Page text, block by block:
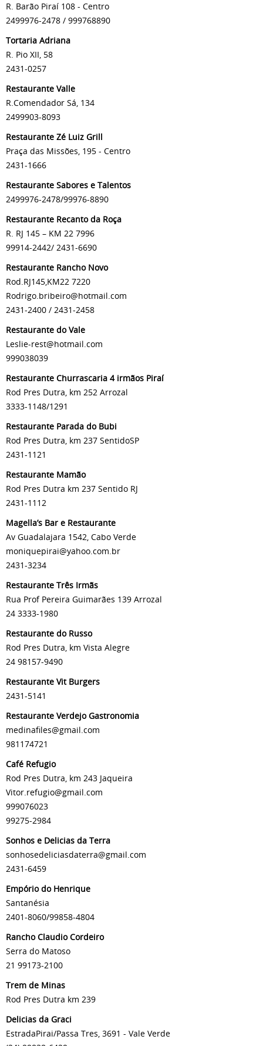
R. Barão Piraí 108 - Centro
2499976-2478 / 999768890
Tortaria Adriana
R. Pio XII, 58
2431-0257
Restaurante Valle
R.Comendador Sá, 134
2499903-8093
Restaurante Zé Luiz Grill
Praça das Missões, 195 - Centro
2431-1666
Restaurante Sabores e Talentos
2499976-2478/99976-8890
Restaurante Recanto da Roça
R. RJ 145 – KM 22 7996
99914-2442/ 2431-6690
Restaurante Rancho Novo
Rod.RJ145,KM22 7220
Rodrigo.bribeiro@hotmail.com
2431-2400 / 2431-2458
Restaurante do Vale
Leslie-rest@hotmail.com
999038039
Restaurante Churrascaria 4 irmãos Piraí
Rod Pres Dutra, km 252 Arrozal
3333-1148/1291
Restaurante Parada do Bubi
Rod Pres Dutra, km 237 SentidoSP
2431-1121
Restaurante Mamão
Rod Pres Dutra km 237 Sentido RJ
2431-1112
Magella’s Bar e Restaurante
Av Guadalajara 1542, Cabo Verde
moniquepirai@yahoo.com.br
2431-3234
Restaurante Três Irmãs
Rua Prof Pereira Guimarães 139 Arrozal
24 3333-1980
Restaurante do Russo
Rod Pres Dutra, km Vista Alegre
24 98157-9490
Restaurante Vit Burgers
2431-5141
Restaurante Verdejo Gastronomia
medinafiles@gmail.com
981174721
Café Refugio
Rod Pres Dutra, km 243 Jaqueira
Vitor.refugio@gmail.com
999076023
99275-2984
Sonhos e Delicias da Terra
sonhosedeliciasdaterra@gmail.com
2431-6459
Empório do Henrique
Santanésia
2401-8060/99858-4804
Rancho Claudio Cordeiro
Serra do Matoso
21 99173-2100
Trem de Minas
Rod Pres Dutra km 239
Delicias da Graci
EstradaPirai/Passa Tres, 3691 - Vale Verde